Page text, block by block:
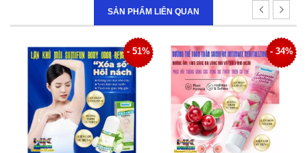
SẢN PHẨM LIÊN QUAN
- 34% - 48%